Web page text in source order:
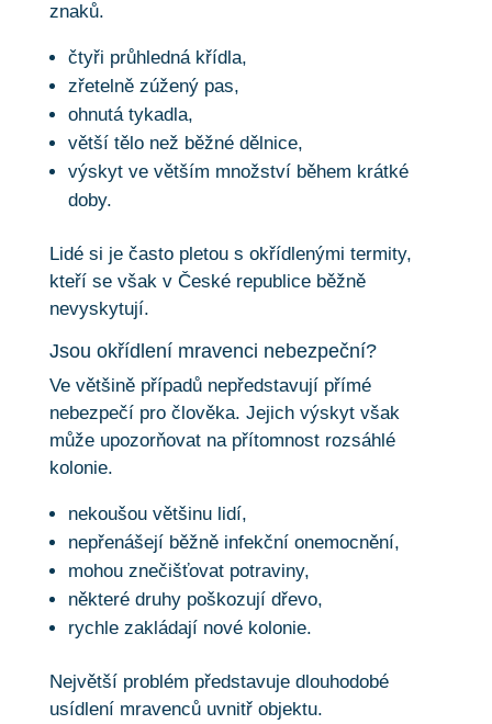
znaků.
čtyři průhledná křídla,
zřetelně zúžený pas,
ohnutá tykadla,
větší tělo než běžné dělnice,
výskyt ve větším množství během krátké
doby.
Lidé si je často pletou s okřídlenými termity,
kteří se však v České republice běžně
nevyskytují.
Jsou okřídlení mravenci nebezpeční?
Ve většině případů nepředstavují přímé
nebezpečí pro člověka. Jejich výskyt však
může upozorňovat na přítomnost rozsáhlé
kolonie.
nekoušou většinu lidí,
nepřenášejí běžně infekční onemocnění,
mohou znečišťovat potraviny,
některé druhy poškozují dřevo,
rychle zakládají nové kolonie.
Největší problém představuje dlouhodobé
usídlení mravenců uvnitř objektu.